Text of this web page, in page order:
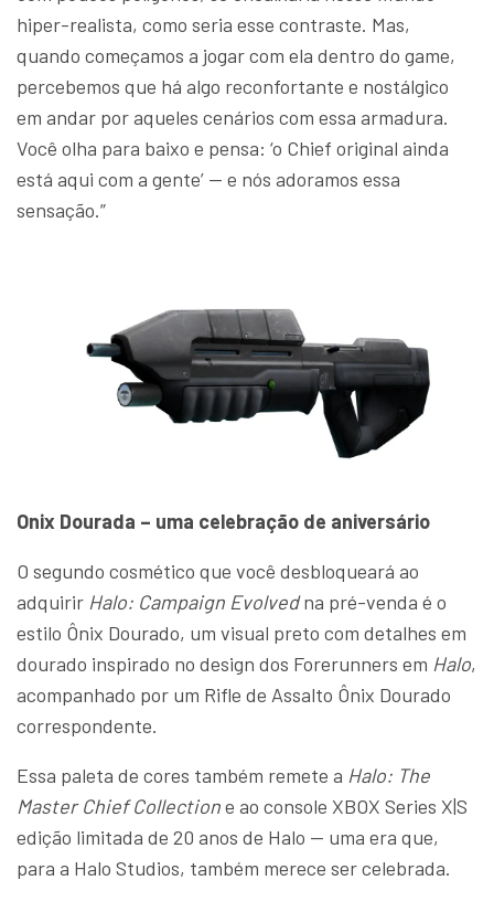
hiper-realista, como seria esse contraste. Mas,
quando começamos a jogar com ela dentro do game,
percebemos que há algo reconfortante e nostálgico
em andar por aqueles cenários com essa armadura.
Você olha para baixo e pensa: ‘o Chief original ainda
está aqui com a gente’ — e nós adoramos essa
sensação.”
Onix Dourada – uma celebração de aniversário
O segundo cosmético que você desbloqueará ao
adquirir Halo: Campaign Evolvedna pré-venda é o
estilo Ônix Dourado, um visual preto com detalhes em
dourado inspirado no design dos Forerunners em Halo,
acompanhado por um Rifle de Assalto Ônix Dourado
correspondente.
Essa paleta de cores também remete a Halo: The
Master Chief Collectione ao console XBOX Series X|S
edição limitada de 20 anos de Halo — uma era que,
para a Halo Studios, também merece ser celebrada.